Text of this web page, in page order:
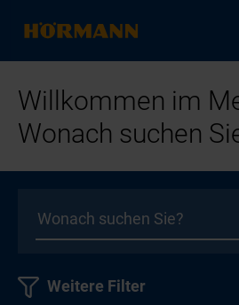
Willkommen im
Wonach suchen
Weitere Filter